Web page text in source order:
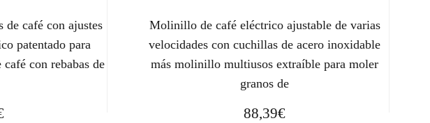
café con ajustes
patentado para
con rebabas de
Molinillo de café eléctrico ajustable de varias
velocidades con cuchillas de acero inoxidable
más molinillo multiusos extraíble para moler
granos de
88,39€